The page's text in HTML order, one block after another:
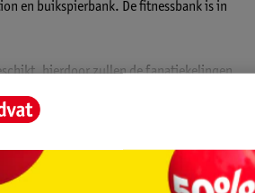
en buikspierbank. De fitnessbank is in
hierdoor zullen de fanatiekelingen
halterbank, inclusief 100 kg aan halters